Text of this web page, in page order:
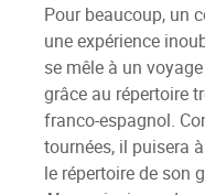
Pour beaucoup, un
une expérience
se mêle à un
grâce au répertoire
franco-espagnol.
tournées, il puisera
le répertoire de son